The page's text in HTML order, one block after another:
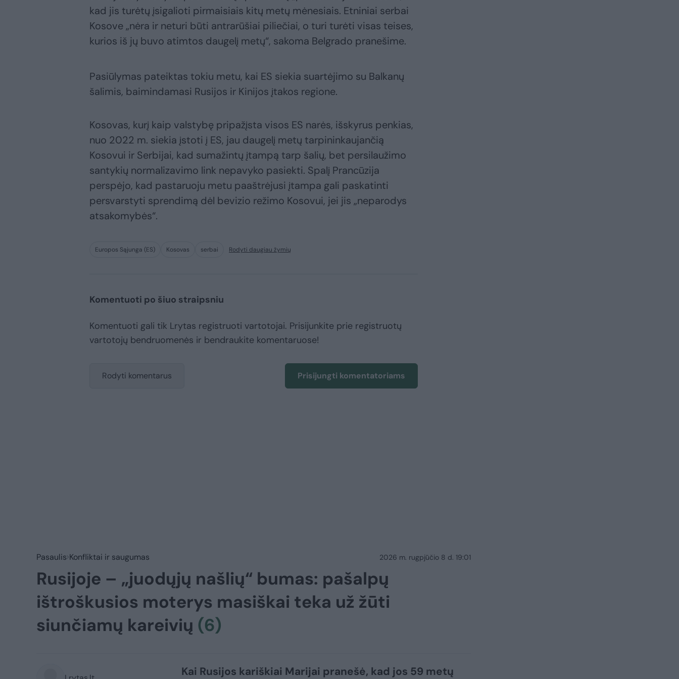
kad jis turėtų įsigalioti pirmaisiais kitų metų mėnesiais. Etniniai serbai
Kosove „nėra ir neturi būti antrarūšiai piliečiai, o turi turėti visas teises,
kurios iš jų buvo atimtos daugelį metų“, sakoma Belgrado pranešime.
Pasiūlymas pateiktas tokiu metu, kai ES siekia suartėjimo su Balkanų
šalimis, baimindamasi Rusijos ir Kinijos įtakos regione.
Kosovas, kurį kaip valstybę pripažįsta visos ES narės, išskyrus penkias,
nuo 2022 m. siekia įstoti į ES, jau daugelį metų tarpininkaujančią
Kosovui ir Serbijai, kad sumažintų įtampą tarp šalių, bet persilaužimo
santykių normalizavimo link nepavyko pasiekti. Spalį Prancūzija
perspėjo, kad pastaruoju metu paaštrėjusi įtampa gali paskatinti
persvarstyti sprendimą dėl bevizio režimo Kosovui, jei jis „neparodys
atsakomybės“.
Europos Sąjunga (ES) Kosovas serbai Rodyti daugiau žymių
Komentuoti po šiuo straipsniu
Komentuoti gali tik Lrytas registruoti vartotojai. Prisijunkite prie registruotų
vartotojų bendruomenės ir bendraukite komentaruose!
Rodyti komentarus Prisijungti komentatoriams
Pasaulis Konfliktai ir saugumas 2026 m. rugpjūčio 8 d. 19:01
Rusijoje – „juodųjų našlių“ bumas: pašalpų
ištroškusios moterys masiškai teka už žūti
siunčiamų kareivių (6)
Kai Rusijos kariškiai Marijai pranešė, kad jos 59 metų